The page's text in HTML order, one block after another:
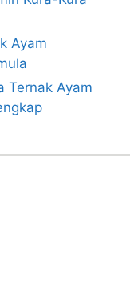
Ayam
Ternak Ayam